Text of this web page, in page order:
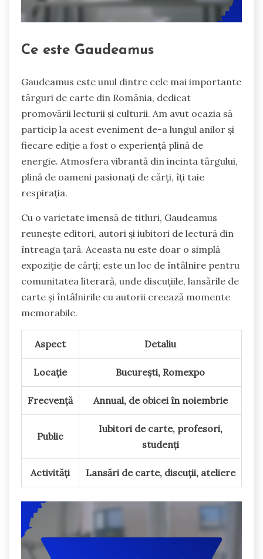
Ce este Gaudeamus
Gaudeamus este unul dintre cele mai importante
târguri de carte din România, dedicat
promovării lecturii și culturii. Am avut ocazia să
particip la acest eveniment de-a lungul anilor și
fiecare ediție a fost o experiență plină de
energie. Atmosfera vibrantă din incinta târgului,
plină de oameni pasionați de cărți, îți taie
respirația.
Cu o varietate imensă de titluri, Gaudeamus
reunește editori, autori și iubitori de lectură din
întreaga țară. Aceasta nu este doar o simplă
expoziție de cărți; este un loc de întâlnire pentru
comunitatea literară, unde discuțiile, lansările de
carte și întâlnirile cu autorii creează momente
memorabile.
Aspect Detaliu
Locație București, Romexpo
Frecvență Annual, de obicei în noiembrie
Public
Iubitori de carte, profesori,
studenți
Activități Lansări de carte, discuții, ateliere